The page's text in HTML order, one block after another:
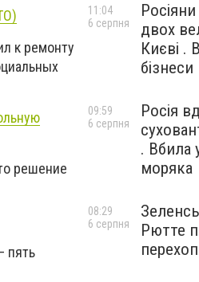
к ремонту
решение
пять
двох
Києві .
бізнеси
11:04
6 серпня
Росія
. Вбила
моряка
09:59
6 серпня
Рютте
08:29
6 серпня